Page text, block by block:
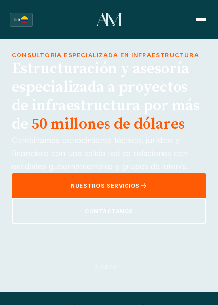
ES
CONSULTORÍA ESPECIALIZADA EN INFRAESTRUCTURA
Estructuración y asesoría
especializada a proyectos
de infraestructura por más
de 50 millones de dólares
NUESTROS SERVICIOS
CONTÁCTANOS